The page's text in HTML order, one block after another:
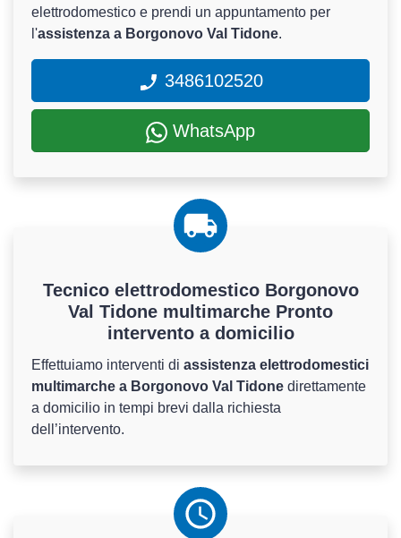
elettrodomestico e prendi un appuntamento per
l'assistenza a Borgonovo Val Tidone.
3486102520
WhatsApp
Tecnico elettrodomestico Borgonovo
Val Tidone multimarche Pronto
intervento a domicilio
Effettuiamo interventi di assistenza elettrodomestici
multimarche a Borgonovo Val Tidone direttamente
a domicilio in tempi brevi dalla richiesta
dell’intervento.